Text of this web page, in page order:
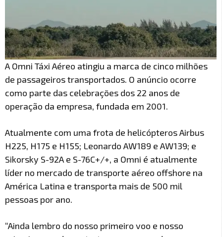
A Omni Táxi Aéreo atingiu a marca de cinco milhões
de passageiros transportados. O anúncio ocorre
como parte das celebrações dos 22 anos de
operação da empresa, fundada em 2001.
Atualmente com uma frota de helicópteros Airbus
H225, H175 e H155; Leonardo AW189 e AW139; e
Sikorsky S-92A e S-76C+/+, a Omni é atualmente
líder no mercado de transporte aéreo offshore na
América Latina e transporta mais de 500 mil
pessoas por ano.
“Ainda lembro do nosso primeiro voo e nosso